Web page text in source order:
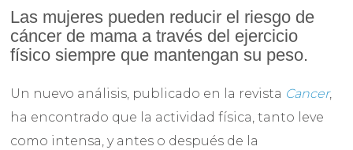
Las mujeres pueden reducir el riesgo de
cáncer de mama a través del ejercicio
físico siempre que mantengan su peso.
Un nuevo análisis, publicado en la revista Cancer,
ha encontrado que la actividad física, tanto leve
como intensa, y antes o después de la